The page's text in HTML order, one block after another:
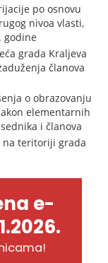
po osnovu
nivoa vlasti,
godine
grada Kraljeva
članova
o obrazovanju
elementarnih
i članova
na teritoriji grada
e-